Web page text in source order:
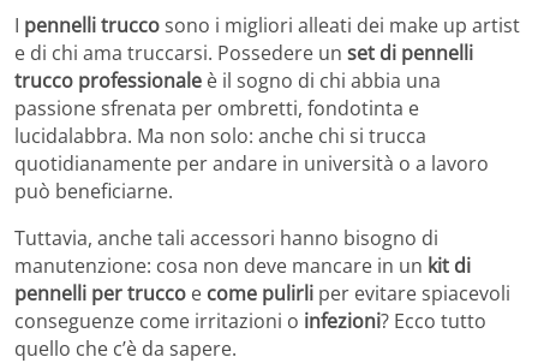
I pennelli truccosono i migliori alleati dei make up artist
e di chi ama truccarsi. Possedere un set di pennelli
trucco professionale è il sogno di chi abbia una
passione sfrenata per ombretti, fondotinta e
lucidalabbra. Ma non solo: anche chi si trucca
quotidianamente per andare in università o a lavoro
può beneficiarne.
Tuttavia, anche tali accessori hanno bisogno di
manutenzione: cosa non deve mancare in un kit di
pennelli per trucco e come pulirli per evitare spiacevoli
conseguenze come irritazioni o infezioni? Ecco tutto
quello che c’è da sapere.